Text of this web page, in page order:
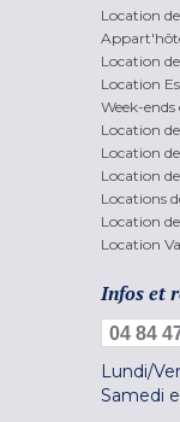
Location
Location
Location
Week-
Location
Location
Location
Locations
Location
Location
Infos et
04 84
Lundi/
Samedi